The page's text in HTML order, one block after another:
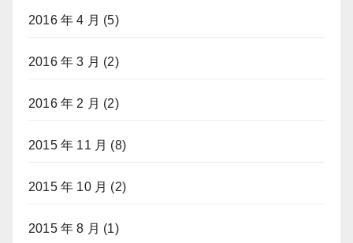
2016 年 4 月 (5)
2016 年 3 月 (2)
2016 年 2 月 (2)
2015 年 11 月 (8)
2015 年 10 月 (2)
2015 年 8 月 (1)